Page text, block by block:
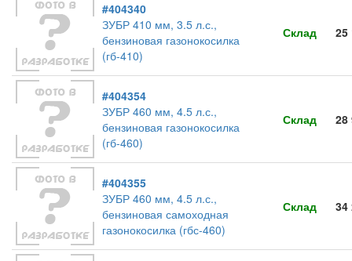
#404340
ЗУБР 410 мм, 3.5 л.с.,
бензиновая газонокосилка
(гб-410)
Склад 25
#404354
ЗУБР 460 мм, 4.5 л.с.,
бензиновая газонокосилка
(гб-460)
Склад 28
#404355
ЗУБР 460 мм, 4.5 л.с.,
бензиновая самоходная
газонокосилка (гбс-460)
Склад 34